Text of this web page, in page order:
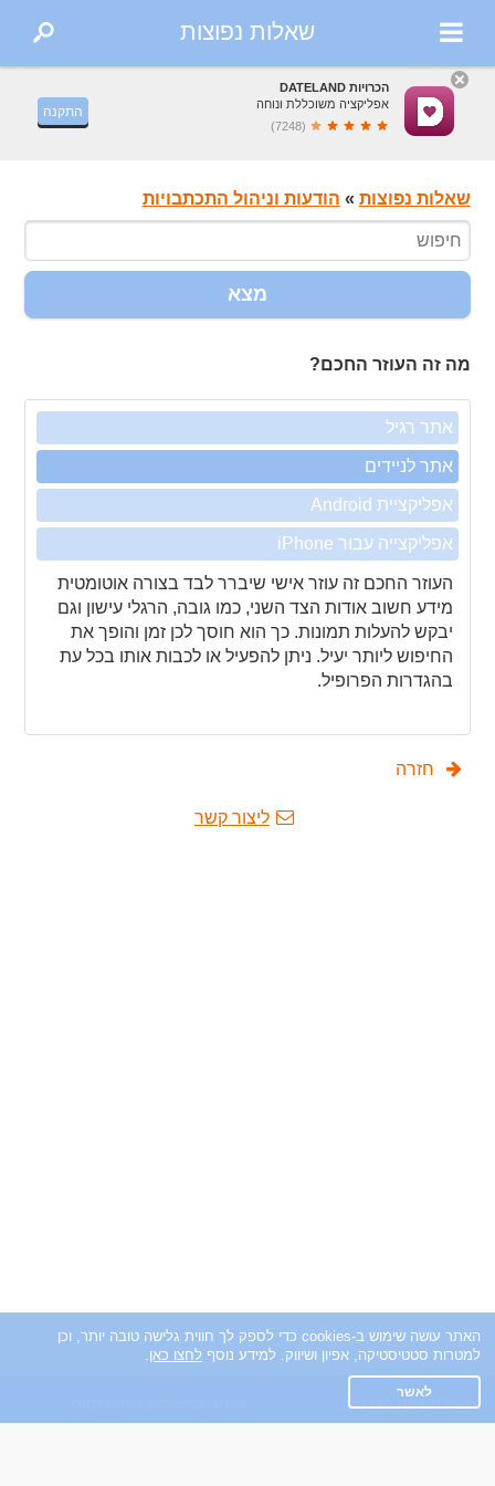
שאלות נפוצות
הכרויות DATELAND
אפליקציה משוכללת ונוחה
(7248)
התקנה
שאלות נפוצות » הודעות וניהול התכתבויות
מצא
מה זה העוזר החכם?
אתר רגיל
אתר לניידים
אפליקציית Android
אפליקצייה עבור iPhone
העוזר החכם זה עוזר אישי שיברר לבד בצורה אוטומטית
מידע חשוב אודות הצד השני, כמו גובה, הרגלי עישון וגם
יבקש להעלות תמונות. כך הוא חוסך לכן זמן והופך את
החיפוש ליותר יעיל. ניתן להפעיל או לכבות אותו בכל עת
בהגדרות הפרופיל.
חזרה
ליצור קשר
אפליקציית הכרויות
האתר עושה שימוש ב-cookies כדי לספק לך חווית גלישה טובה יותר, וכן
למטרות סטטיסטיקה, אפיון ושיווק. למידע נוסף לחצו כאן.
לאשר